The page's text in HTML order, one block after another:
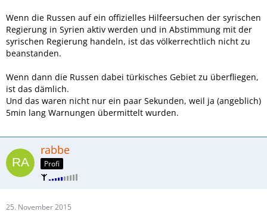
Wenn die Russen auf ein offizielles Hilfeersuchen der syrischen
Regierung in Syrien aktiv werden und in Abstimmung mit der
syrischen Regierung handeln, ist das völkerrechtlich nicht zu
beanstanden.
Wenn dann die Russen dabei türkisches Gebiet zu überfliegen,
ist das dämlich.
Und das waren nicht nur ein paar Sekunden, weil ja (angeblich)
5min lang Warnungen übermittelt wurden.
rabbe
Profi
25. November 2015